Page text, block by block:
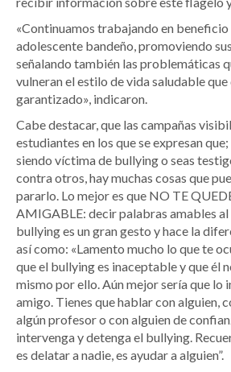
«Continuamos trabajando en beneficio
adolescente bandeño, promoviendo
señalando también las problemáticas
vulneran el estilo de vida saludable
garantizado», indicaron.
Cabe destacar, que las campañas
estudiantes en los que se expresan que;
siendo víctima de bullying o seas
contra otros, hay muchas cosas que
pararlo. Lo mejor es que NO TE
AMIGABLE: decir palabras amables
bullying es un gran gesto y hace la
así como: «Lamento mucho lo que te
que el bullying es inaceptable y que él
mismo por ello. Aún mejor sería que lo
amigo. Tienes que hablar con alguien,
algún profesor o con alguien de
intervenga y detenga el bullying.
es delatar a nadie, es ayudar a alguien”.